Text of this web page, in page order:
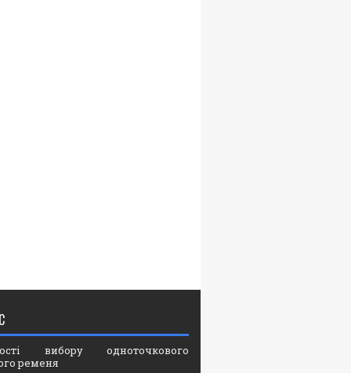
вибору одноточкового
ременя